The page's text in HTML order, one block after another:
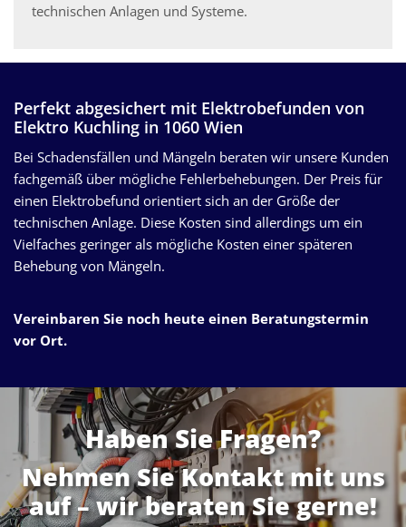
technischen Anlagen und Systeme.
Perfekt abgesichert mit Elektrobefunden von
Elektro Kuchling in 1060 Wien
Bei Schadensfällen und Mängeln beraten wir unsere Kunden
fachgemäß über mögliche Fehlerbehebungen. Der Preis für
einen Elektrobefund orientiert sich an der Größe der
technischen Anlage. Diese Kosten sind allerdings um ein
Vielfaches geringer als mögliche Kosten einer späteren
Behebung von Mängeln.
Vereinbaren Sie noch heute einen Beratungstermin
vor Ort.
Haben Sie Fragen?
Nehmen Sie Kontakt mit uns
auf – wir beraten Sie gerne!